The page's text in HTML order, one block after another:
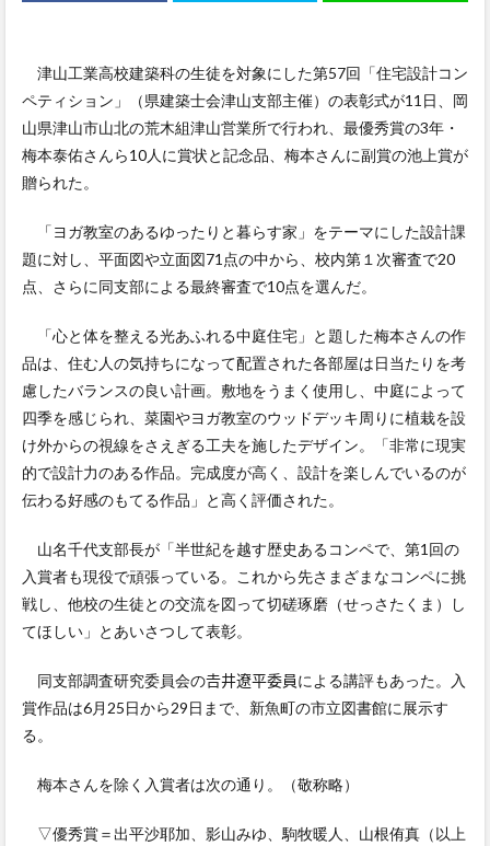
津山工業高校建築科の生徒を対象にした第57回「住宅設計コン
ペティション」（県建築士会津山支部主催）の表彰式が11日、岡
山県津山市山北の荒木組津山営業所で行われ、最優秀賞の3年・
梅本泰佑さんら10人に賞状と記念品、梅本さんに副賞の池上賞が
贈られた。
「ヨガ教室のあるゆったりと暮らす家」をテーマにした設計課
題に対し、平面図や立面図71点の中から、校内第１次審査で20
点、さらに同支部による最終審査で10点を選んだ。
「心と体を整える光あふれる中庭住宅」と題した梅本さんの作
品は、住む人の気持ちになって配置された各部屋は日当たりを考
慮したバランスの良い計画。敷地をうまく使用し、中庭によって
四季を感じられ、菜園やヨガ教室のウッドデッキ周りに植栽を設
け外からの視線をさえぎる工夫を施したデザイン。「非常に現実
的で設計力のある作品。完成度が高く、設計を楽しんでいるのが
伝わる好感のもてる作品」と高く評価された。
山名千代支部長が「半世紀を越す歴史あるコンペで、第1回の
入賞者も現役で頑張っている。これから先さまざまなコンペに挑
戦し、他校の生徒との交流を図って切磋琢磨（せっさたくま）し
てほしい」とあいさつして表彰。
同支部調査研究委員会の𠮷井遼平委員による講評もあった。入
賞作品は6月25日から29日まで、新魚町の市立図書館に展示す
る。
梅本さんを除く入賞者は次の通り。（敬称略）
▽優秀賞＝出平沙耶加、影山みゆ、駒牧暖人、山根侑真（以上